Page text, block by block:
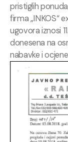
pristiglih
firma „INKOS“
ugovora iznosi
donesena na
nabavke i